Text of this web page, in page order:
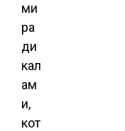
ми
ра
ди
кал
ам
и,
кот